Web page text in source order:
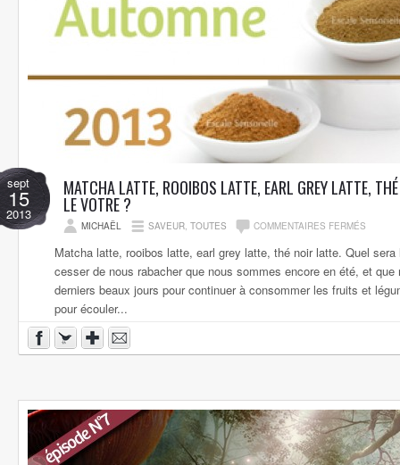
sept
15
2013
MATCHA LATTE, ROOIBOS LATTE, EARL GREY LATTE,
LE VOTRE ?
MICHAËL SAVEUR, TOUTES COMMENTAIRES FERMÉS
Matcha latte, rooibos latte, earl grey latte, thé noir latte. Quel sera
cesser de nous rabacher que nous sommes encore en été, et
derniers beaux jours pour continuer à consommer les fruits et
pour écouler...